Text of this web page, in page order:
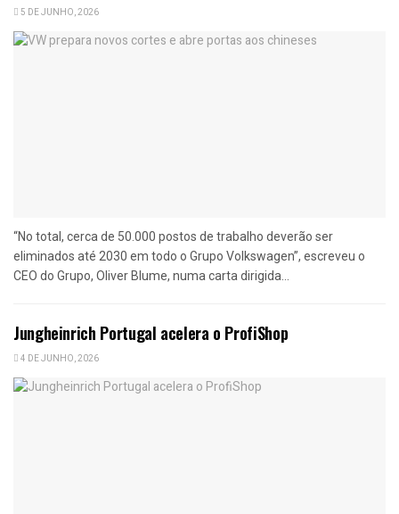
5 DE JUNHO, 2026
“No total, cerca de 50.000 postos de trabalho deverão ser
eliminados até 2030 em todo o Grupo Volkswagen”, escreveu o
CEO do Grupo, Oliver Blume, numa carta dirigida...
Jungheinrich Portugal acelera o ProfiShop
4 DE JUNHO, 2026